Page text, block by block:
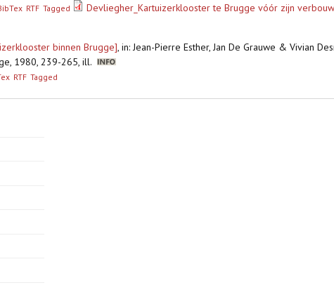
RTF Tagged Devliegher_Kartuizerklooster te Brugge vóór zijn
binnen Brugge], in: Jean-Pierre Esther, Jan De Grauwe & Vivian
1980, 239-265, ill.
RTF Tagged